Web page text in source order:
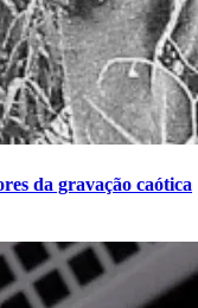
da gravação caótica